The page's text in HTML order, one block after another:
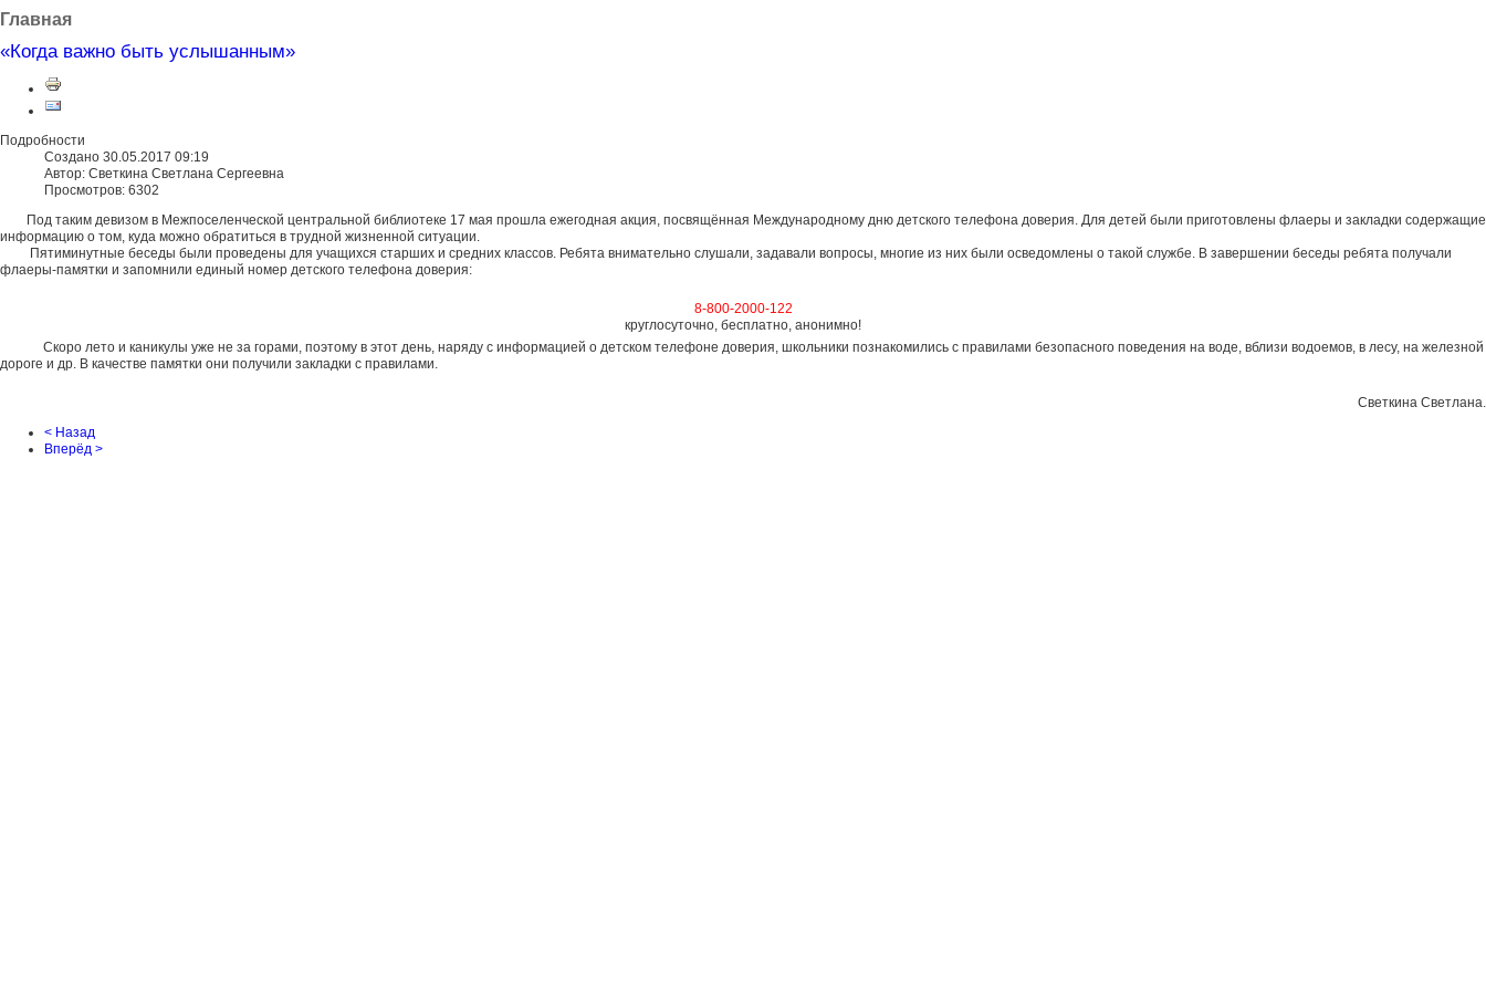
Главная
«Когда важно быть услышанным»
Подробности
Создано 30.05.2017 09:19
Автор: Светкина Светлана Сергеевна
Просмотров: 6302
Под таким девизом в Межпоселенческой центральной библиотеке 17 мая прошла ежегодная акция, посвящённая Международному дню детского телефона доверия. Для детей были приготовлены флаеры и закладки содержащие
информацию о том, куда можно обратиться в трудной жизненной ситуации.
Пятиминутные беседы были проведены для учащихся старших и средних классов. Ребята внимательно слушали, задавали вопросы, многие из них были осведомлены о такой службе. В завершении беседы ребята получали
флаеры-памятки и запомнили единый номер детского телефона доверия:
8-800-2000-122
круглосуточно, бесплатно, анонимно!
Скоро лето и каникулы уже не за горами, поэтому в этот день, наряду с информацией о детском телефоне доверия, школьники познакомились с правилами безопасного поведения на воде, вблизи водоемов, в лесу, на железной
дороге и др. В качестве памятки они получили закладки с правилами.
Светкина Светлана.
< Назад
Вперёд >